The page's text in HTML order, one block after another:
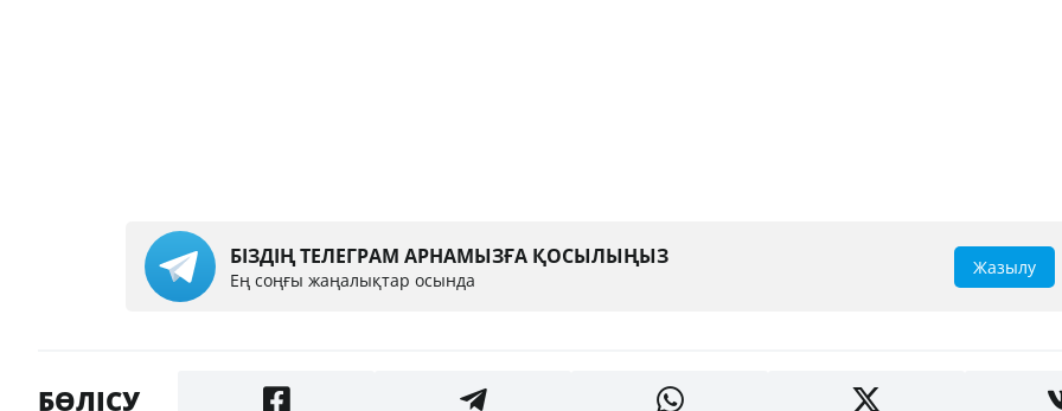
БІЗДІҢ ТЕЛЕГРАМ АРНАМЫЗҒА ҚОСЫЛЫҢЫЗ
Ең соңғы жаңалықтар осында
Жазылу
БӨЛІСУ